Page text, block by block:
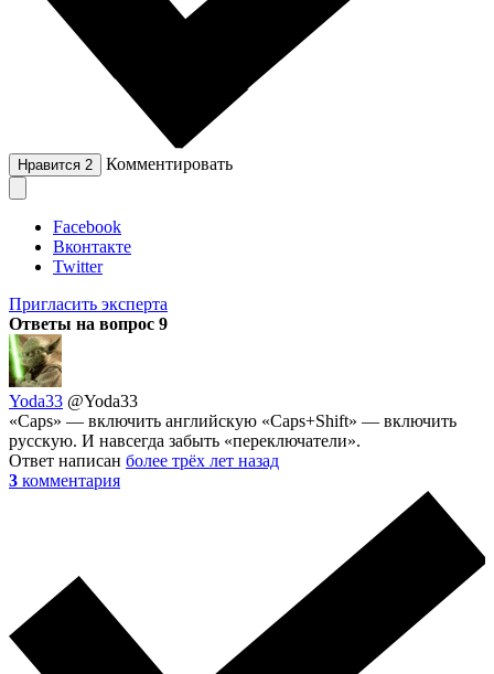
Нравится 2 Комментировать
Facebook
Вконтакте
Twitter
Пригласить эксперта
Ответы на вопрос 9
Yoda33 @Yoda33
«Caps» — включить английскую «Caps+Shift» — включить
русскую. И навсегда забыть «переключатели».
Ответ написан более трёх лет назад
3 комментария